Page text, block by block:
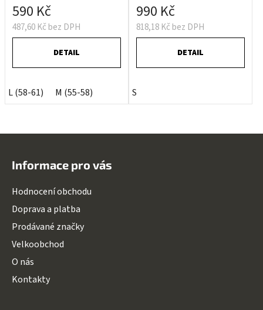
487,60 Kč bez DPH
590 Kč
DETAIL
L (58-61) M (55-58)
818,18 Kč bez DPH
990 Kč
DETAIL
S
Informace pro vás
Hodnocení obchodu
Doprava a platba
Prodávané značky
Velkoobchod
O nás
Kontakty